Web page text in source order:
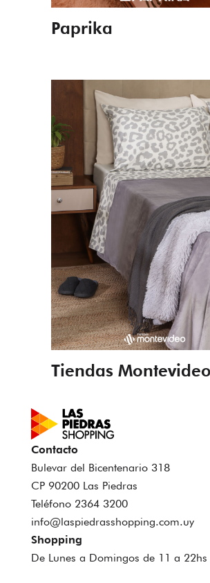
Paprika
Tiendas Montevideo
Contacto
Bulevar del Bicentenario 318
CP 90200 Las Piedras
Teléfono 2364 3200
info@laspiedrasshopping.com.uy
Shopping
De Lunes a Domingos de 11 a 22hs